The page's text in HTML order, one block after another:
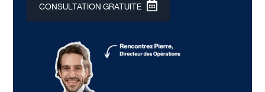
CONSULTATION GRATUITE